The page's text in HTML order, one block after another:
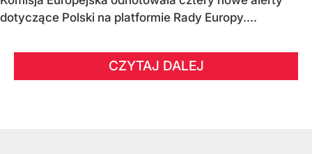
dotyczące Polski na platformie Rady Europy....
CZYTAJ DALEJ